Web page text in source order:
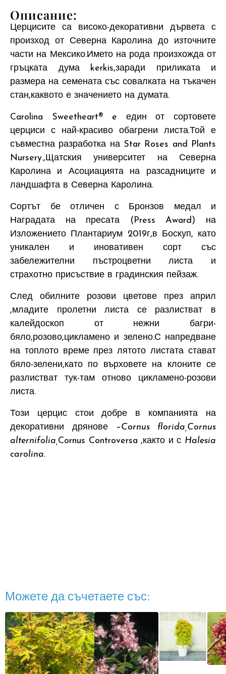
Описание:
Церцисите са високо-декоративни дървета с
произход от Северна Каролина до източните
части на Мексико.Името на рода произхожда от
гръцката дума kerkis,заради приликата и
размера на семената със совалката на тъкачен
стан,каквото е значението на думата.
Carolina Sweetheart® e един от сортовете
церциси с най-красиво обагрени листа.Той е
съвместна разработка на Star Roses and Plants
Nursery.,Щатския университет на Северна
Каролина и Асоциацията на разсадниците и
ландшафта в Северна Каролина.
Сортът бе отличен с Бронзов медал и
Наградата на пресата (Press Award) на
Изложението Плантариум 2019г,в Боскуп, като
уникален и иновативен сорт със
забележителни пъстроцветни листа и
страхотно присъствие в градинския пейзаж.
След обилните розови цветове през април
,младите пролетни листа се разлистват в
калейдоскоп от нежни багри-
бяло,розово,цикламено и зелено.С напредване
на топлото време през лятото листата стават
бяло-зелени,като по върховете на клоните се
разлистват тук-там отново цикламено-розови
листа.
Този церцис стои добре в компанията на
декоративни дрянове –Cornus florida,Cornus
alternifolia, Cornus Controversa ,както и с Halesia
carolina.
Можете да съчетаете със: